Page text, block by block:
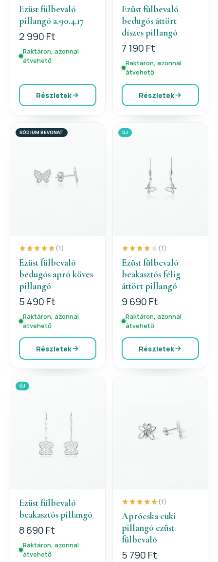
Ezüst fülbevaló
pillangó a.90.4.17
2 990 Ft
Raktáron, azonnal
átvehető
Részletek
Ezüst fülbevaló
bedugós áttört
díszes pillangó
7 190 Ft
Raktáron, azonnal
átvehető
Részletek
RÓDIUM BEVONAT
(1)
Ezüst fülbevaló
bedugós apró köves
pillangó
5 490 Ft
Raktáron, azonnal
átvehető
Részletek
ÚJ
(1)
Ezüst fülbevaló
beakasztós félig
áttört pillangó
9 690 Ft
Raktáron, azonnal
átvehető
Részletek
ÚJ
Ezüst fülbevaló
beakasztós pillangó
8 690 Ft
Raktáron, azonnal
átvehető
(1)
Aprócska cuki
pillangó ezüst
fülbevaló
5 790 Ft